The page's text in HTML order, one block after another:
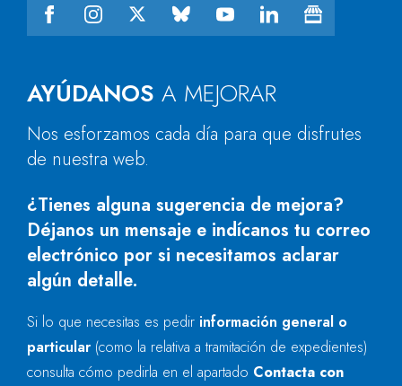
AYÚDANOS A MEJORAR
Nos esforzamos cada día para que disfrutes
de nuestra web.
¿Tienes alguna sugerencia de mejora?
Déjanos un mensaje e indícanos tu correo
electrónico por si necesitamos aclarar
algún detalle.
Si lo que necesitas es pedir información general o
particular (como la relativa a tramitación de expedientes)
consulta cómo pedirla en el apartado Contacta con